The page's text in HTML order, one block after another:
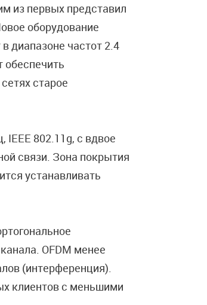
из первых представил
оборудование
диапазоне частот 2.4
обеспечить
старое
IEEE 802.11g, с вдвое
связи. Зона покрытия
устанавливать
OFDM менее
(интерференция).
клиентов с меньшими